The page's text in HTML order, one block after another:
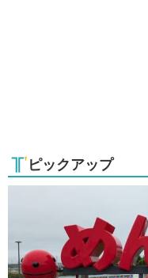
ピックアップ